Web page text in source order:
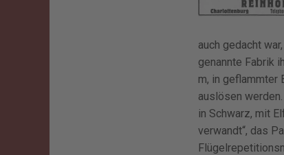
auch gedacht
genannte Fabrik
m, in geflammter
auslösen
in Schwarz, mit
verwandt“, das